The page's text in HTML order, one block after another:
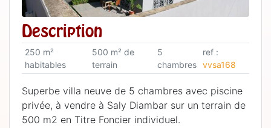
Description
250 m²
habitables
500 m² de
terrain
5
chambres
ref :
vvsa168
Superbe villa neuve de 5 chambres avec piscine
privée, à vendre à Saly Diambar sur un terrain de
500 m2 en Titre Foncier individuel.